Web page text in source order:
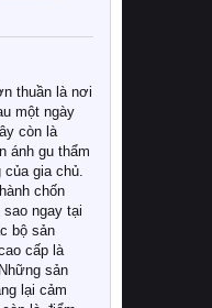
thuần là nơi
một ngày
còn là
ánh gu thẩm
của gia chủ.
chốn
ngay tại
bộ sản
cấp là
sản
lại cảm